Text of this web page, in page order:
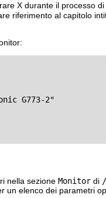
X durante il processo
riferimento al capitolo
nella sezione Monitor di
un elenco dei parametri